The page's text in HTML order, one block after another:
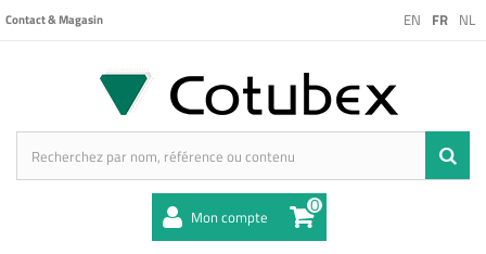
EN FR NL
Contact & Magasin
Mon compte 0